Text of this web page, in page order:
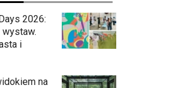
2026:
wystaw.
i
na